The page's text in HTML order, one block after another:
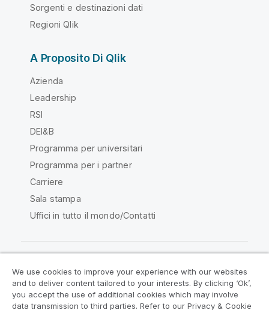
Sorgenti e destinazioni dati
Regioni Qlik
A Proposito Di Qlik
Azienda
Leadership
RSI
DEI&B
Programma per universitari
Programma per i partner
Carriere
Sala stampa
Uffici in tutto il mondo/Contatti
Qlik Community
We use cookies to improve your experience with our websites
and to deliver content tailored to your interests. By clicking ‘Ok’,
you accept the use of additional cookies which may involve
data transmission to third parties. Refer to our Privacy & Cookie